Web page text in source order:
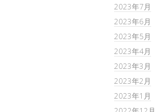
2023年7月
2023年6月
2023年5月
2023年4月
2023年3月
2023年2月
2023年1月